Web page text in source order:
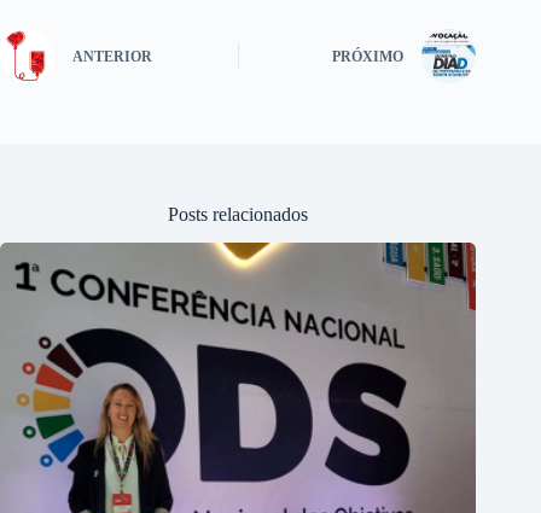
ANTERIOR PRÓXIMO
Posts relacionados